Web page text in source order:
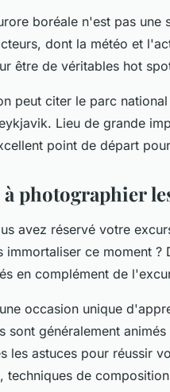
boréale n'est pas une
dont la météo et
être de véritables hot
peut citer le parc
Lieu de grande
point de départ
photographier
avez réservé votre
immortaliser ce moment ?
en complément de
occasion unique
sont généralement
les astuces pour réussir
techniques de